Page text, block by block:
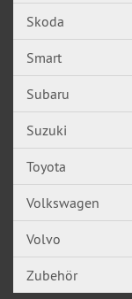
Skoda
Smart
Subaru
Suzuki
Toyota
Volkswagen
Volvo
Zubehör